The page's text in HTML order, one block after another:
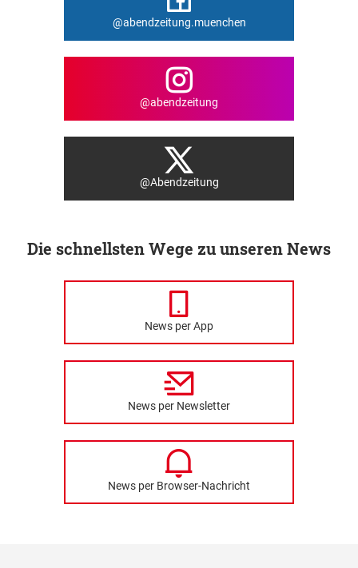
@abendzeitung.muenchen
@abendzeitung
@Abendzeitung
Die schnellsten Wege zu unseren News
News per App
News per Newsletter
News per Browser-Nachricht